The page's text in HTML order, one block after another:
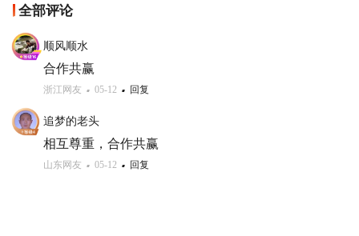
全部评论
顺风顺水
合作共赢
浙江网友 05-12 回复
追梦的老头
相互尊重，合作共赢
山东网友 05-12 回复